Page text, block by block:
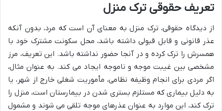
تعریف حقوقی ترک منزل
از دیدگاه حقوقی، ترک منزل به معنای آن است که مرد، بدون آنکه
عذر قانونی و قابل قبولی داشته باشد، محل سکونت مشترک خود با
همسرش را ترک کرده و در آنجا حضور نداشته باشد. این تعریف، مرز
مشخصی بین غیبت موجه و ناموجه ایجاد می کند. به عنوان مثال،
اگر مردی برای انجام وظیفه نظامی، مأموریت شغلی خارج از شهر، یا
به دلیل بیماری که مستلزم بستری شدن در بیمارستان است، منزل را
ترک کند، این موارد به عنوان عذرهای موجه تلقی می شوند و مشمول